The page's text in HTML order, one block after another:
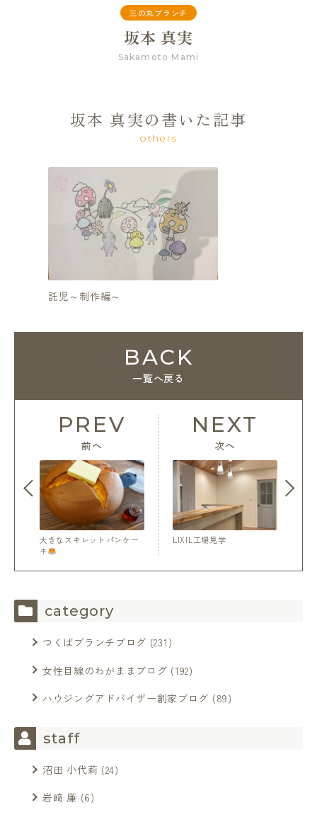
三の丸ブランチ
坂本 真実
Sakamoto Mami
坂本 真実の書いた記事
others
託児～制作編～
PREV
前へ
大きなスキレットパンケー
キ
BACK
一覧へ戻る
LIXIL工場見学
NEXT
次へ
category
つくばブランチブログ (231)
女性目線のわがままブログ (192)
ハウジングアドバイザー創家ブログ (89)
staff
沼田 小代莉 (24)
岩﨑 廉 (6)